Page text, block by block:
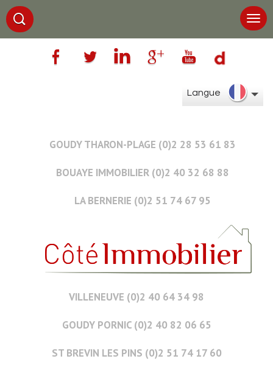
Langue
GOUDY THARON-PLAGE (0)2 28 53 61 83
BOUAYE IMMOBILIER (0)2 40 32 68 88
LA BERNERIE (0)2 51 74 67 95
VILLENEUVE (0)2 40 64 34 98
GOUDY PORNIC (0)2 40 82 06 65
ST BREVIN LES PINS (0)2 51 74 17 60